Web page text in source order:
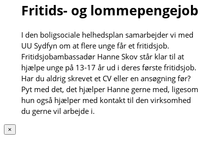
Fritids- og lommepengejob
I den boligsociale helhedsplan samarbejder vi med
UU Sydfyn om at flere unge får et fritidsjob.
Fritidsjobambassadør Hanne Skov står klar til at
hjælpe unge på 13-17 år ud i deres første fritidsjob.
Har du aldrig skrevet et CV eller en ansøgning før?
Pyt med det, det hjælper Hanne gerne med, ligesom
hun også hjælper med kontakt til den virksomhed
du gerne vil arbejde i.
×